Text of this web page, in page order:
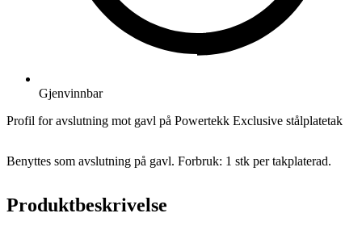
Gjenvinnbar
Profil for avslutning mot gavl på Powertekk Exclusive stålplatetak
Benyttes som avslutning på gavl. Forbruk: 1 stk per takplaterad.
Produktbeskrivelse